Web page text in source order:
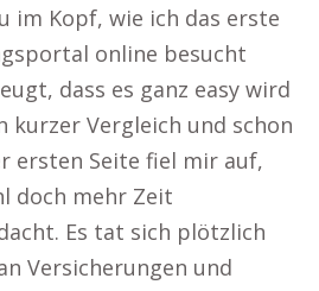
im Kopf, wie ich das erste
online besucht
dass es ganz easy wird
kurzer Vergleich und schon
ersten Seite fiel mir auf,
doch mehr Zeit
Es tat sich plötzlich
Versicherungen und